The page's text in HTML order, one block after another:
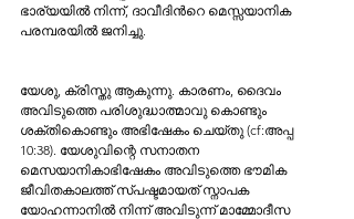
ഭാര്യയില്‍ നിന്ന്‍, ദാവീദിന്‍റെ മെസ്സയാനിക
പരമ്പരയില്‍ ജനിച്ചു.
യേശു, ക്രിസ്തു ആകുന്നു. കാരണം, ദൈവം
അവിടുത്തെ പരിശുദ്ധാത്മാവു കൊണ്ടും
ശക്തികൊണ്ടും അഭിഷേകം ചെയ്തു (cf:അപ്പ
10:38). യേശുവിന്റെ സനാതന
മെസയാനികാഭിഷേകം അവിടുത്തെ ഭൗമിക
ജീവിതകാലത്ത് സ്പഷ്ടമായത് സ്നാപക
യോഹന്നാനില്‍ നിന്ന് അവിടുന്ന് മാമ്മോദീസ